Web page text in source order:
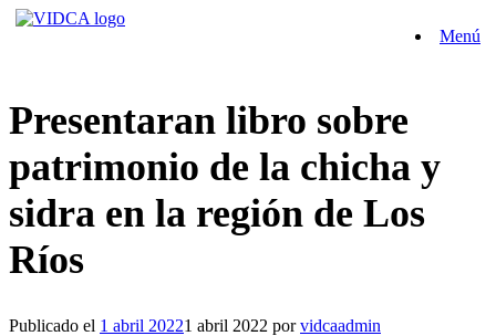
Saltar
Menú
Presentaran libro sobre
patrimonio de la chicha y
sidra en la región de Los
Ríos
Publicado el 1 abril 20221 abril 2022 porvidcaadmin